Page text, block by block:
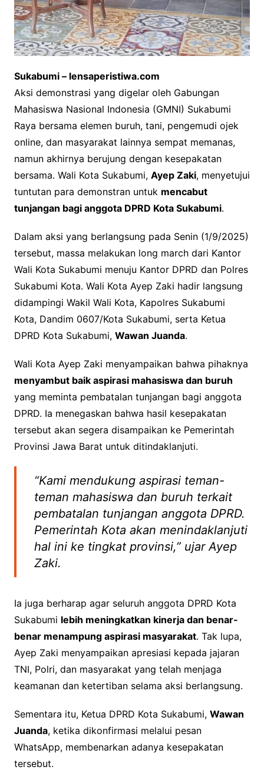
Sukabumi – lensaperistiwa.com
Aksi demonstrasi yang digelar oleh Gabungan
Mahasiswa Nasional Indonesia (GMNI) Sukabumi
Raya bersama elemen buruh, tani, pengemudi ojek
online, dan masyarakat lainnya sempat memanas,
namun akhirnya berujung dengan kesepakatan
bersama. Wali Kota Sukabumi, Ayep Zaki, menyetujui
tuntutan para demonstran untuk mencabut
tunjangan bagi anggota DPRD Kota Sukabumi.
Dalam aksi yang berlangsung pada Senin (1/9/2025)
tersebut, massa melakukan long march dari Kantor
Wali Kota Sukabumi menuju Kantor DPRD dan Polres
Sukabumi Kota. Wali Kota Ayep Zaki hadir langsung
didampingi Wakil Wali Kota, Kapolres Sukabumi
Kota, Dandim 0607/Kota Sukabumi, serta Ketua
DPRD Kota Sukabumi, Wawan Juanda.
Wali Kota Ayep Zaki menyampaikan bahwa pihaknya
menyambut baik aspirasi mahasiswa dan buruh
yang meminta pembatalan tunjangan bagi anggota
DPRD. Ia menegaskan bahwa hasil kesepakatan
tersebut akan segera disampaikan ke Pemerintah
Provinsi Jawa Barat untuk ditindaklanjuti.
“Kami mendukung aspirasi teman-
teman mahasiswa dan buruh terkait
pembatalan tunjangan anggota DPRD.
Pemerintah Kota akan menindaklanjuti
hal ini ke tingkat provinsi,” ujar Ayep
Zaki.
Ia juga berharap agar seluruh anggota DPRD Kota
Sukabumi lebih meningkatkan kinerja dan benar-
benar menampung aspirasi masyarakat. Tak lupa,
Ayep Zaki menyampaikan apresiasi kepada jajaran
TNI, Polri, dan masyarakat yang telah menjaga
keamanan dan ketertiban selama aksi berlangsung.
Sementara itu, Ketua DPRD Kota Sukabumi, Wawan
Juanda, ketika dikonfirmasi melalui pesan
WhatsApp, membenarkan adanya kesepakatan
tersebut.